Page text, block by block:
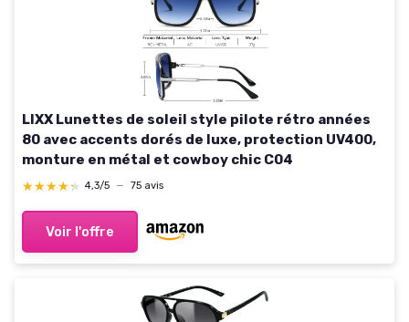
LIXX Lunettes de soleil style pilote rétro années
80 avec accents dorés de luxe, protection UV400,
monture en métal et cowboy chic C04
★★★★★
★★★★★ 4,3/5 — 75 avis
Voir l'offre